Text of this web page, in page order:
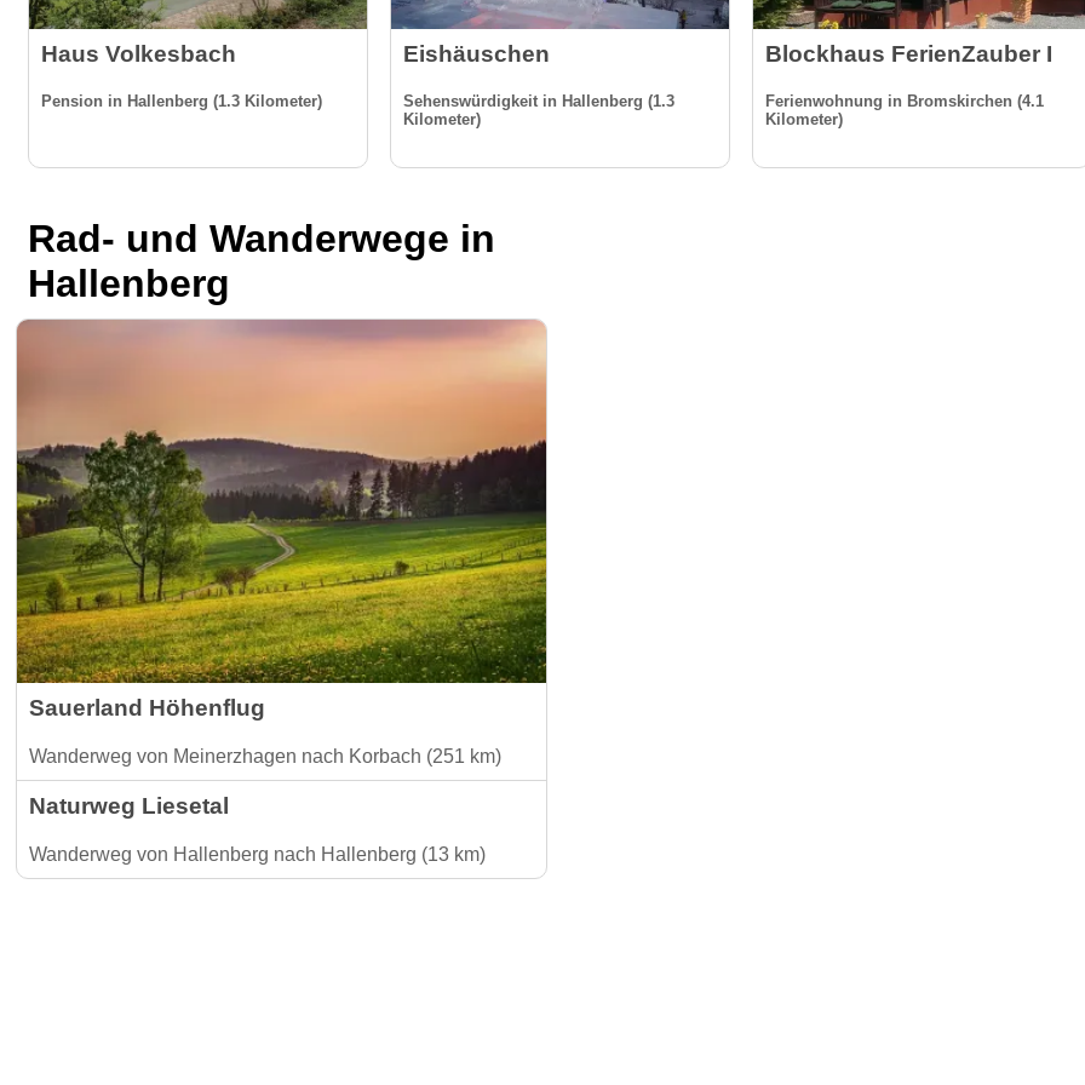
Haus Volkesbach
Pension in Hallenberg (1.3 Kilometer)
Eishäuschen
Sehenswürdigkeit in Hallenberg (1.3
Kilometer)
Blockhaus FerienZauber I
Ferienwohnung in Bromskirchen (4.1
Kilometer)
Rad- und Wanderwege in
Hallenberg
Sauerland Höhenflug
Wanderweg von Meinerzhagen nach Korbach (251 km)
Naturweg Liesetal
Wanderweg von Hallenberg nach Hallenberg (13 km)